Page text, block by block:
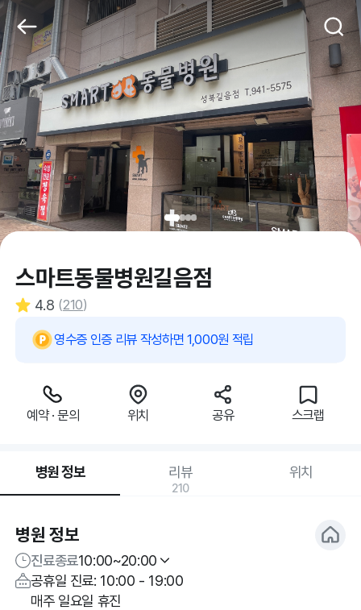
스마트동물병원길음점
4.8 (210)
영수증 인증 리뷰 작성하면 1,000원 적립
예약 · 문의 위치 공유 스크랩
병원 정보 리뷰
210
위치
병원 정보
진료종료10:00~20:00
공휴일 진료: 10:00 - 19:00
매주 일요일 휴진